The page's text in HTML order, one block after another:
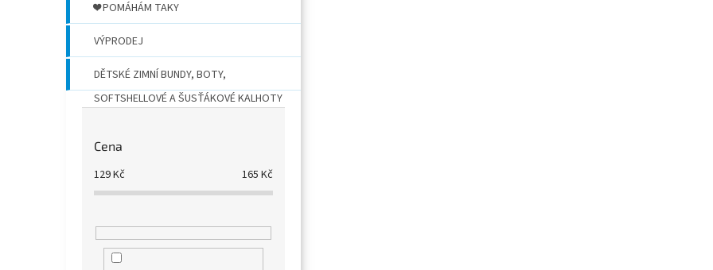
❤️ POMÁHÁM TAKY
VÝPRODEJ
DĚTSKÉ ZIMNÍ BUNDY, BOTY,
SOFTSHELLOVÉ A ŠUSŤÁKOVÉ KALHOTY
Cena
129Kč 165 Kč